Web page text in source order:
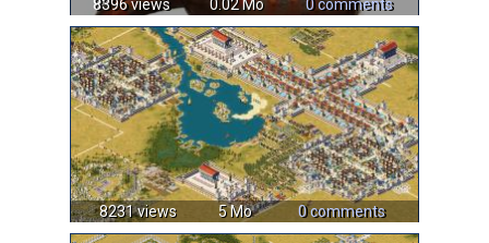
8396 views 0.02 Mo 0 comments
8231 views 5 Mo 0 comments